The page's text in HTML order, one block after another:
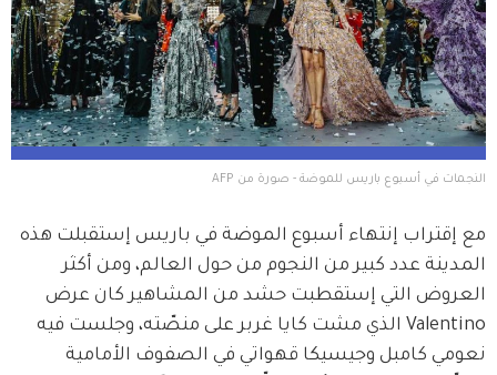
النجمات في أسبوع باريس للموضة - صورة من AFP
مع إقتراب إنتهاء أسبوع الموضة في باريس إستقبلت هذه
المدينة عدد كبير من النجوم من حول العالم، ومن أكثر
العروض التي إستقطبت حشد من المشاهير كان عرض
Valentino الذي مشت كايا غربر على منصّته، وجلست فيه
نعومي كامبل وجيسيكا قهواتي في الصفوف الأمامية